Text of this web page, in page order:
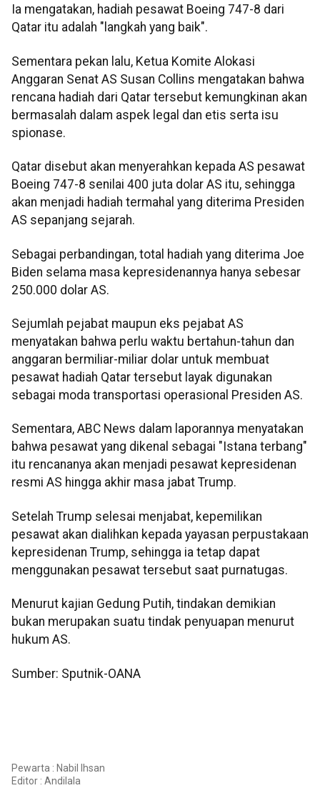
Ia mengatakan, hadiah pesawat Boeing 747-8 dari
Qatar itu adalah "langkah yang baik".
Sementara pekan lalu, Ketua Komite Alokasi
Anggaran Senat AS Susan Collins mengatakan bahwa
rencana hadiah dari Qatar tersebut kemungkinan akan
bermasalah dalam aspek legal dan etis serta isu
spionase.​​​​​​​
Qatar disebut akan menyerahkan kepada AS pesawat
Boeing 747-8 senilai 400 juta dolar AS itu, sehingga
akan menjadi hadiah termahal yang diterima Presiden
AS sepanjang sejarah.
Sebagai perbandingan, total hadiah yang diterima Joe
Biden selama masa kepresidenannya hanya sebesar
250.000 dolar AS.
Sejumlah pejabat maupun eks pejabat AS
menyatakan bahwa perlu waktu bertahun-tahun dan
anggaran bermiliar-miliar dolar untuk membuat
pesawat hadiah Qatar tersebut layak digunakan
sebagai moda transportasi operasional Presiden AS.
Sementara, ABC News dalam laporannya menyatakan
bahwa pesawat yang dikenal sebagai "Istana terbang"
itu rencananya akan menjadi pesawat kepresidenan
resmi AS hingga akhir masa jabat Trump.
Setelah Trump selesai menjabat, kepemilikan
pesawat akan dialihkan kepada yayasan perpustakaan
kepresidenan Trump, sehingga ia tetap dapat
menggunakan pesawat tersebut saat purnatugas.
Menurut kajian Gedung Putih, tindakan demikian
bukan merupakan suatu tindak penyuapan menurut
hukum AS.
Sumber: Sputnik-OANA
Pewarta : Nabil Ihsan
Editor : Andilala